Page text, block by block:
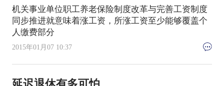
机关事业单位职工养老保险制度改革与完善工资制度
同步推进就意味着涨工资，所涨工资至少能够覆盖个
人缴费部分
2015年01月07 10:37